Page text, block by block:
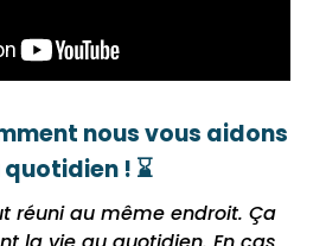
nous vous aidons
! ⌛
réuni au même endroit. Ça